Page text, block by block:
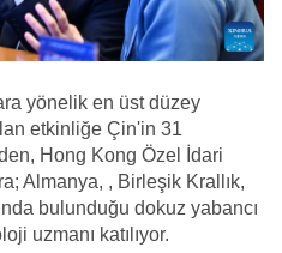
yönelik en üst düzey
etkinliğe Çin'in 31
Hong Kong Özel İdari
Almanya, , Birleşik Krallık,
bulunduğu dokuz yabancı
uzmanı katılıyor.